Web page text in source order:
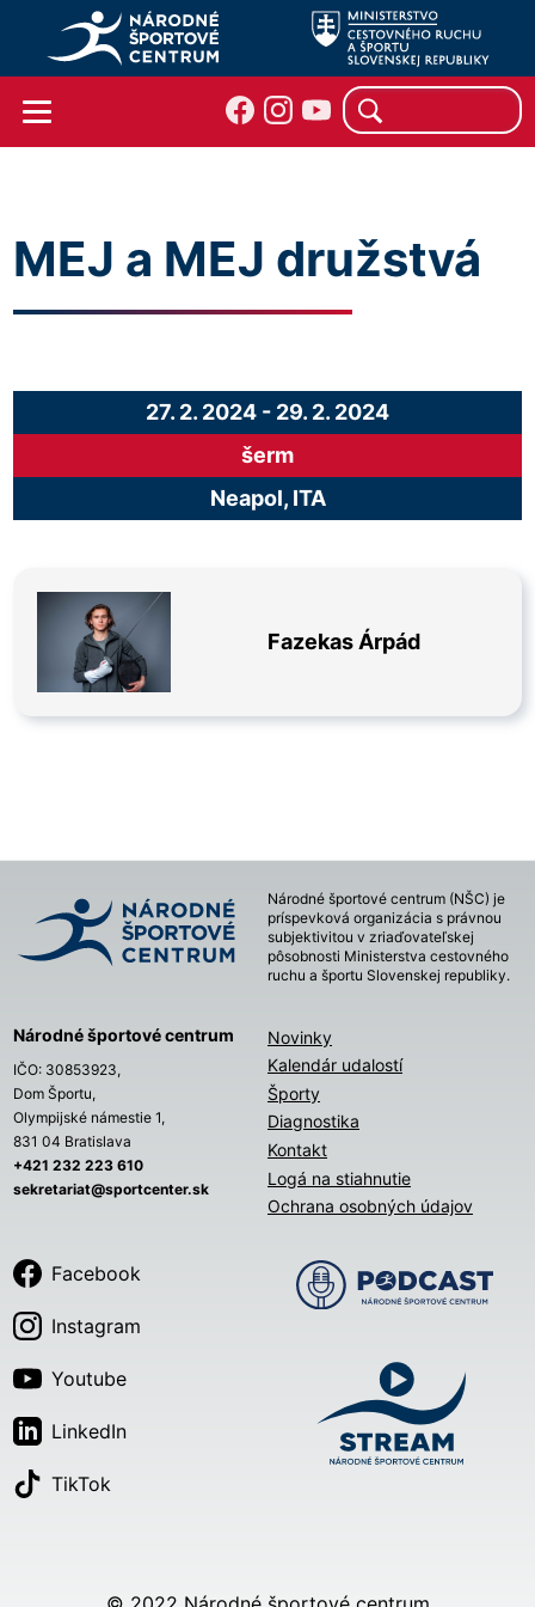
MEJ a MEJ družstvá
27. 2. 2024 - 29. 2. 2024
šerm
Neapol, ITA
Fazekas Árpád
Národné športové centrum (NŠC) je
príspevková organizácia s právnou
subjektivitou v zriaďovateľskej
pôsobnosti Ministerstva cestovného
ruchu a športu Slovenskej republiky.
Národné športové centrum
IČO: 30853923,
Dom Športu,
Olympijské námestie 1,
831 04 Bratislava
+421 232 223 610
sekretariat@sportcenter.sk
Novinky
Kalendár udalostí
Športy
Diagnostika
Kontakt
Logá na stiahnutie
Ochrana osobných údajov
Facebook
Instagram
Youtube
LinkedIn
TikTok